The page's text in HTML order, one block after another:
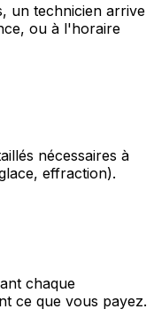
un technicien arrive
ou à l'horaire
nécessaires à
effraction).
chaque
ce que vous payez.